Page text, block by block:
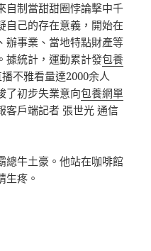
自制當甜甜圈悖論擊中千
自己的存在意義，開始在
辦事業、當地特點財產等
據統計，運動累計發包養
不雅看量達2000余人
了初步失業意向包養網單
客戶端記者 張世光 通信
總牛土豪。他站在咖啡館
生疼。